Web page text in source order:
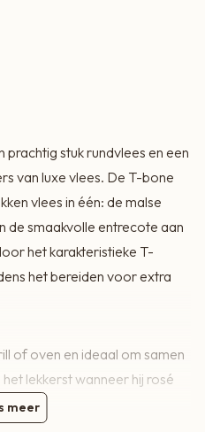
prachtig stuk rundvlees en een
van luxe vlees. De T-bone
vlees in één: de malse
de smaakvolle entrecote aan
het karakteristieke T-
het bereiden voor extra
of oven en ideaal om samen
lekkerst wanneer hij rosé
meer